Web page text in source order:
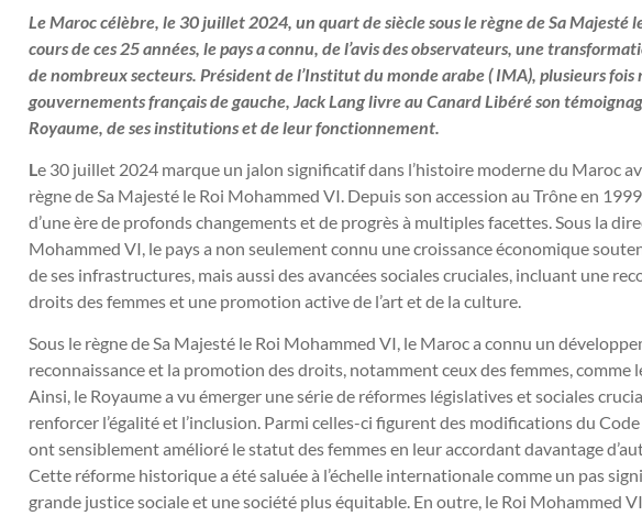
Le Maroc célèbre, le 30 juillet 2024, un quart de siècle sous le règne de Sa Majesté
cours de ces 25 années, le pays a connu, de l’avis des observateurs, une
de nombreux secteurs. Président de l’Institut du monde arabe ( IMA), plusieurs fois
gouvernements français de gauche, Jack Lang livre au Canard Libéré son
Royaume, de ses institutions et de leur fonctionnement.
Le 30 juillet 2024 marque un jalon significatif dans l’histoire moderne du Maroc
règne de Sa Majesté le Roi Mohammed VI. Depuis son accession au Trône en
d’une ère de profonds changements et de progrès à multiples facettes. Sous la
Mohammed VI, le pays a non seulement connu une croissance économique
de ses infrastructures, mais aussi des avancées sociales cruciales, incluant une
droits des femmes et une promotion active de l’art et de la culture.
Sous le règne de Sa Majesté le Roi Mohammed VI, le Maroc a connu un
reconnaissance et la promotion des droits, notamment ceux des femmes, comme
Ainsi, le Royaume a vu émerger une série de réformes législatives et sociales
renforcer l’égalité et l’inclusion. Parmi celles-ci figurent des modifications du
ont sensiblement amélioré le statut des femmes en leur accordant davantage
Cette réforme historique a été saluée à l’échelle internationale comme un pas
grande justice sociale et une société plus équitable. En outre, le Roi Mohammed